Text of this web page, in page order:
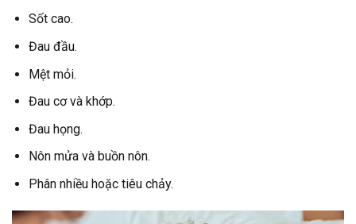
Sốt cao.
Đau đầu.
Mệt mỏi.
Đau cơ và khớp.
Đau họng.
Nôn mửa và buồn nôn.
Phân nhiều hoặc tiêu chảy.